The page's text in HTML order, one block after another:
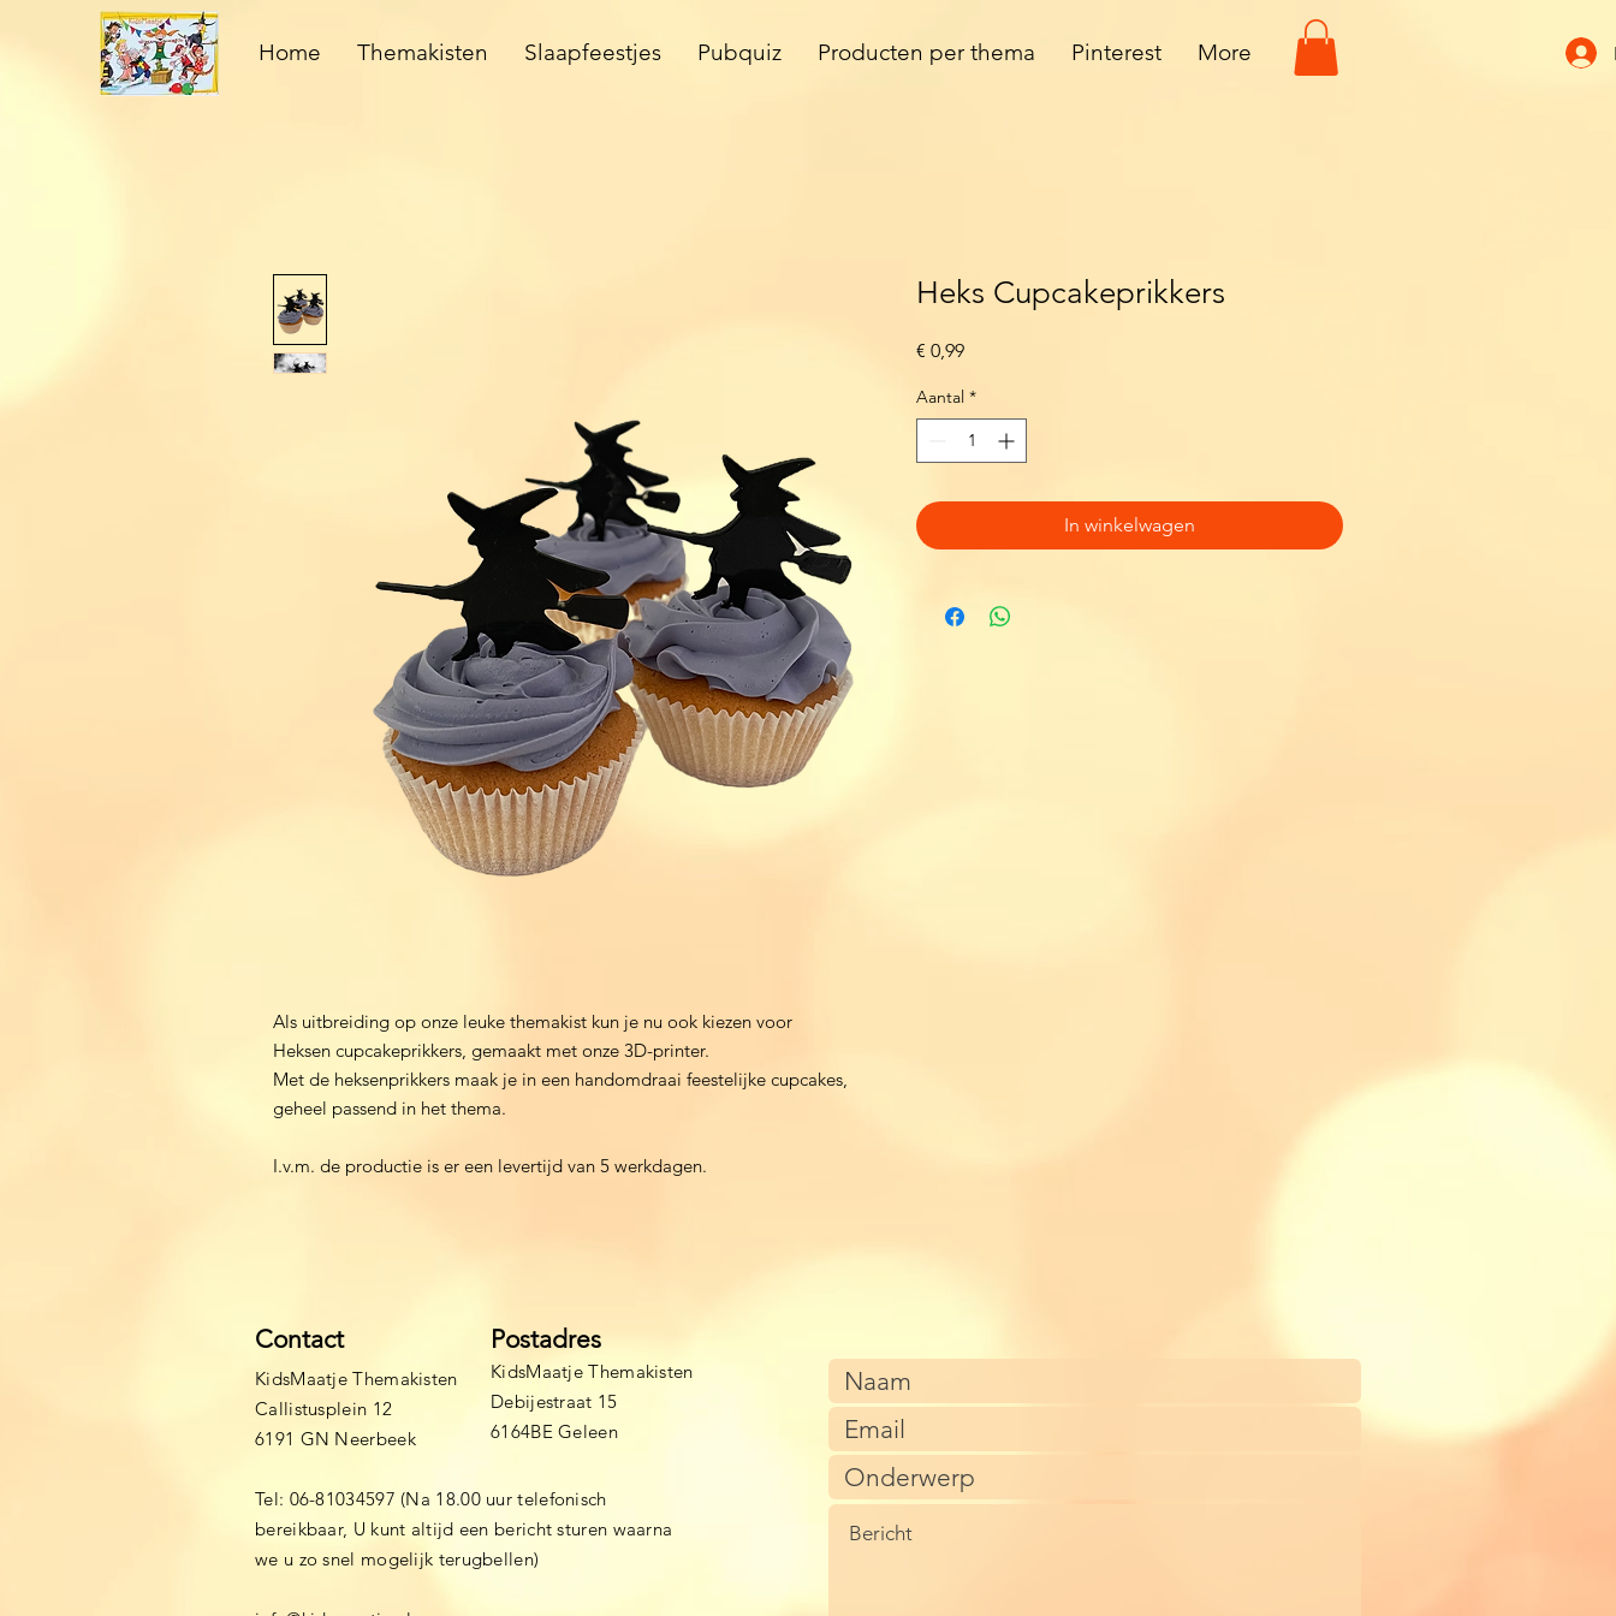
Home Themakisten Slaapfeestjes Pubquiz Producten per thema Pinterest More
Als uitbreiding op onze leuke themakist kun je nu ook kiezen voor
Heksen cupcakeprikkers, gemaakt met onze 3D-printer.
Met de heksenprikkers maak je in een handomdraai feestelijke cupcakes,
geheel passend in het thema.
I.v.m. de productie is er een levertijd van 5 werkdagen.
Heks Cupcakeprikkers
€ 0,99Prijs
Aantal *
In winkelwagen
Contact
KidsMaatje Themakisten
Callistusplein 12
6191 GN Neerbeek
Tel: 06-81034597 (Na 18.00 uur telefonisch
bereikbaar, U kunt altijd een bericht sturen waarna
we u zo snel mogelijk terugbellen)
Postadres
KidsMaatje Themakisten
Debijestraat 15
6164BE Geleen